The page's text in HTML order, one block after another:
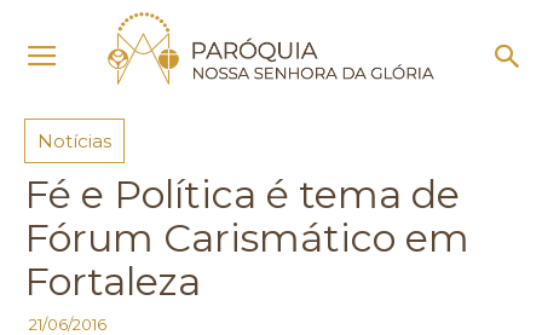
Notícias
Notícias
Fé e Política é tema de
Fórum Carismático em
Fortaleza
21/06/2016